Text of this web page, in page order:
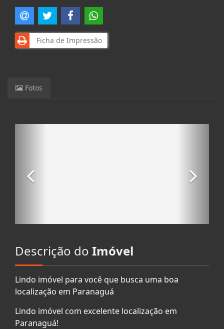
Ficha de Impressão
Fotos
Descrição do Imóvel
Lindo imóvel para você que busca uma boa
localização em Paranaguá
Lindo imóvel com excelente localização em
Paranaguá!